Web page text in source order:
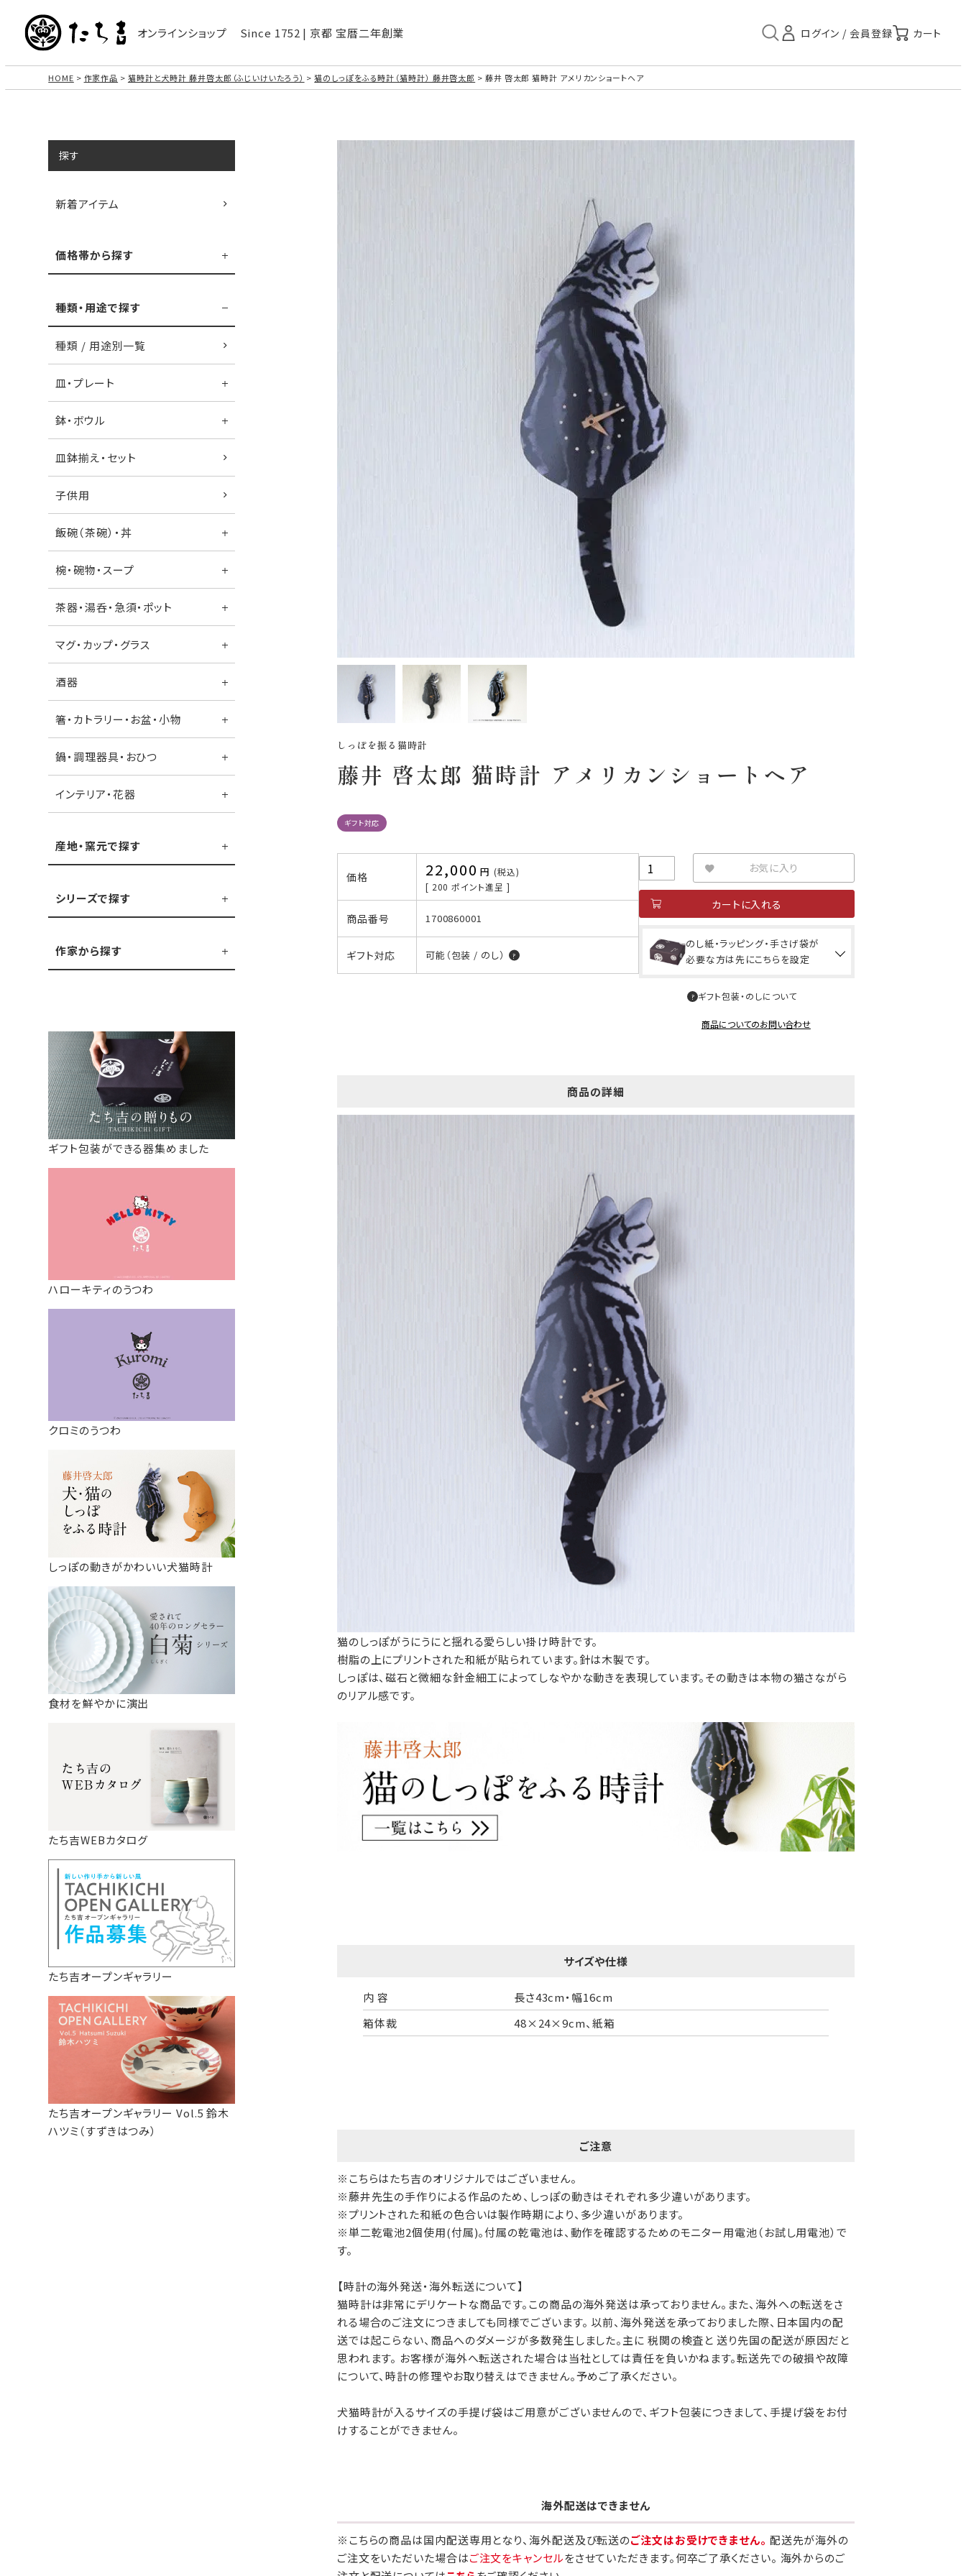
オンラインショップ Since 1752 | 京都 宝暦二年創業
HOME 作家作品 猫時計と犬時計 藤井啓太郎（ふじいけいたろう） 猫のしっぽをふる時計（猫時計） 藤井啓太郎 藤井 啓太郎 猫時計 アメリカンショートヘア
探す
新着アイテム
価格帯から探す
種類・用途で探す
種類 / 用途別一覧
皿・プレート
鉢・ボウル
皿鉢揃え・セット
子供用
飯碗（茶碗）・丼
椀・碗物・スープ
茶器・湯呑・急須・ポット
マグ・カップ・グラス
酒器
箸・カトラリー・お盆・小物
鍋・調理器具・おひつ
インテリア・花器
産地・窯元で探す
シリーズで探す
作家から探す
ギフト包装ができる器集めました
ハローキティのうつわ
クロミのうつわ
しっぽの動きがかわいい犬猫時計
食材を鮮やかに演出
たち吉WEBカタログ
たち吉オープンギャラリー
たち吉オープンギャラリー Vol.5 鈴木
ハツミ（すずきはつみ）
しっぽを振る猫時計
藤井 啓太郎 猫時計 アメリカンショートヘア
ギフト対応
価格 22,000
税込
[ 200 ポイント進呈 ]
商品番号 1700860001
ギフト対応 可能（包装 / のし）
A.一般的なギフトに使用する包装紙です。
婚礼や出産などのギフト包装
のし・包装体裁により、紐（ひも）掛けしない場合があります。
段ボールの上から熨斗紙・包装紙をか
ける簡易包装（天掛け包装）です。
は、ギフト袋にお入れいたします。
手提げ袋について
ご注文時に、ご希望枚数をご記入ください。
A:京名所 袋
40cm
30cm
のしについて
のしについてはこちらをご覧ください
お気に入り
カートに入れる
のし紙・ラッピング・手さげ袋が
必要な方は先にこちらを設定
ギフト包装・のしについて
商品についてのお問い合わせ
商品の詳細
猫のしっぽがうにうにと揺れる愛らしい掛け時計です。
樹脂の上にプリントされた和紙が貼られています。針は木製です。
しっぽは、磁石と微細な針金細工によってしなやかな動きを表現しています。その動きは本物の猫さながら
のリアル感です。
サイズや仕様
内 容
長さ43cm・幅16cm
箱体裁
48×24×9cm、紙箱
ご注意
※こちらはたち吉のオリジナルではございません。
※藤井先生の手作りによる作品のため、しっぽの動きはそれぞれ多少違いがあります。
※プリントされた和紙の色合いは製作時期により、多少違いがあります。
※単二乾電池2個使用(付属)。付属の乾電池は、動作を確認するためのモニター用電池（お試し用電池）で
す。
【時計の海外発送・海外転送について】
猫時計は非常にデリケートな商品です。この商品の海外発送は承っておりません。また、海外への転送をさ
れる場合のご注文につきましても同様でございます。 以前、海外発送を承っておりました際、日本国内の配
送では起こらない、商品へのダメージが多数発生しました。主に 税関の検査と 送り先国の配送が原因だと
思われます。 お客様が海外へ転送された場合は当社としては責任を負いかねます。転送先での破損や故障
について、時計の修理やお取り替えはできません。予めご了承ください。
犬猫時計が入るサイズの手提げ袋はご用意がございませんので、ギフト包装につきまして、手提げ袋をお付
けすることができません。
海外配送はできません
※こちらの商品は国内配送専用となり、海外配送及び転送のご注文はお受けできません。 配送先が海外の
ご注文をいただいた場合はご注文をキャンセルをさせていただきます。何卒ご了承ください。 海外からのご